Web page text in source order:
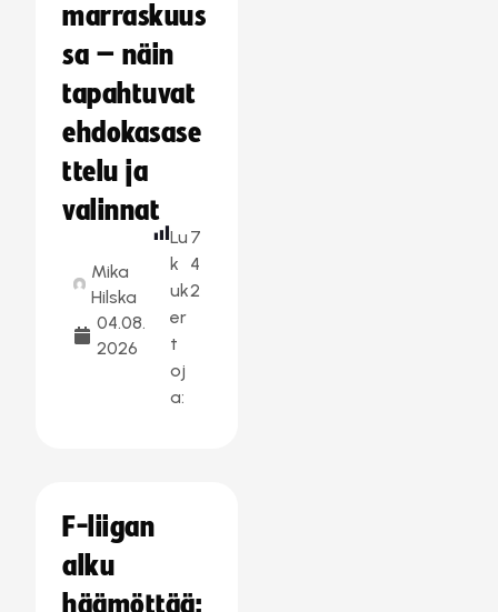
marraskuus
sa – näin
tapahtuvat
ehdokasase
ttelu ja
valinnat
Mika
Hilska
04.08.
2026
Lu
k
uk
er
t
oj
a:
7
4
2
F-liigan
alku
häämöttää: